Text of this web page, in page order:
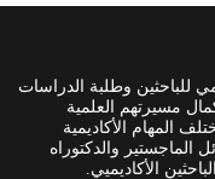
للباحثين وطلبة الدراسات
مسيرتهم العلمية
المهام الأكاديمية
الماجستير والدكتوراه
الأكاديميي.